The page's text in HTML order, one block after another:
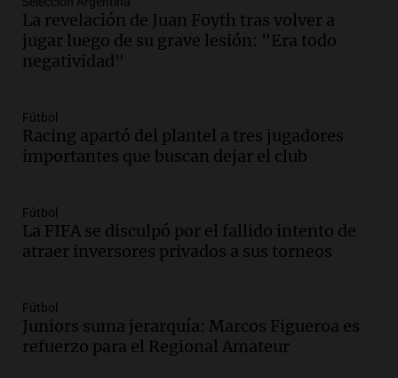
su hija violinista
La Mesa de Café
Episodios
Audio.La pizzería más antigua de
pizza esculpida con su rostro
Radioinforme 3
Episodios
Juntos
Episodios
coberturas y presentó un nuevo estudio
urbano móvil
Juntos
La revelación de Juan Foyth tras volver a
jugar luego de su grave lesión: "Era todo
negatividad"
Fútbol
Racing apartó del plantel a tres jugadores
importantes que buscan dejar el club
Fútbol
La FIFA se disculpó por el fallido intento de
atraer inversores privados a sus torneos
Fútbol
Juniors suma jerarquía: Marcos Figueroa es
refuerzo para el Regional Amateur